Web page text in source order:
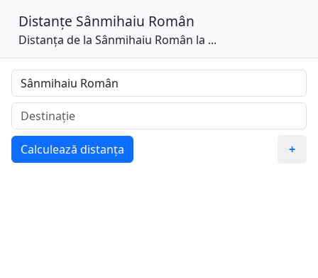
Distanțe Sânmihaiu Român
Distanța de la Sânmihaiu Român la ...
Calculează distanța +